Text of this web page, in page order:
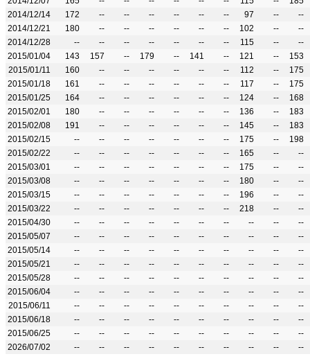
2014/12/14
172 -- -- -- -- -- -- 97 --
--
2014/12/21
180 -- -- -- -- -- -- 102 --
--
2014/12/28
-- -- -- -- -- -- -- 115 --
--
2015/01/04
143 157 -- 179 -- 141 -- 121 --
153
2015/01/11
160 -- -- -- -- -- -- 112 --
175
2015/01/18
161 -- -- -- -- -- -- 117 --
175
2015/01/25
164 -- -- -- -- -- -- 124 --
168
2015/02/01
180 -- -- -- -- -- -- 136 --
183
2015/02/08
191 -- -- -- -- -- -- 145 --
183
2015/02/15
-- -- -- -- -- -- -- 175 --
198
2015/02/22
-- -- -- -- -- -- -- 165 --
--
2015/03/01
-- -- -- -- -- -- -- 175 --
--
2015/03/08
-- -- -- -- -- -- -- 180 --
--
2015/03/15
-- -- -- -- -- -- -- 196 --
--
2015/03/22
-- -- -- -- -- -- -- 218 --
--
2015/04/30
-- -- -- -- -- -- -- -- --
--
2015/05/07
-- -- -- -- -- -- -- -- --
--
2015/05/14
-- -- -- -- -- -- -- -- --
--
2015/05/21
-- -- -- -- -- -- -- -- --
--
2015/05/28
-- -- -- -- -- -- -- -- --
--
2015/06/04
-- -- -- -- -- -- -- -- --
--
2015/06/11
-- -- -- -- -- -- -- -- --
--
2015/06/18
-- -- -- -- -- -- -- -- --
--
2015/06/25
-- -- -- -- -- -- -- -- --
--
2026/07/02
-- -- -- -- -- -- -- -- -- --